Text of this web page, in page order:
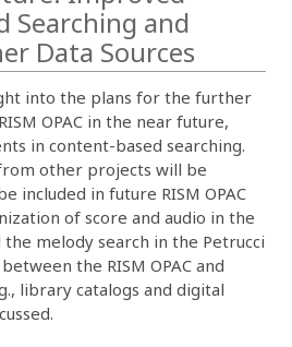
Searching and
Data Sources
into the plans for the further
OPAC in the near future,
in content-based searching.
other projects will be
included in future RISM OPAC
of score and audio in the
the melody search in the Petrucci
the RISM OPAC and
library catalogs and digital